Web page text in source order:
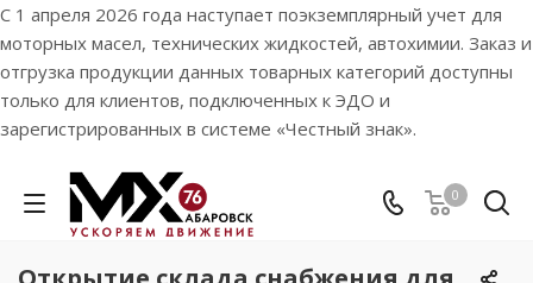
С 1 апреля 2026 года наступает поэкземплярный учет для
моторных масел, технических жидкостей, автохимии. Заказ и
отгрузка продукции данных товарных категорий доступны
только для клиентов, подключенных к ЭДО и
зарегистрированных в системе «Честный знак».
0